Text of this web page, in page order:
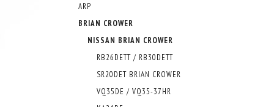
ARP
BRIAN CROWER
NISSAN BRIAN CROWER
RB26DETT / RB30DETT
SR20DET BRIAN CROWER
VQ35DE / VQ35-37HR